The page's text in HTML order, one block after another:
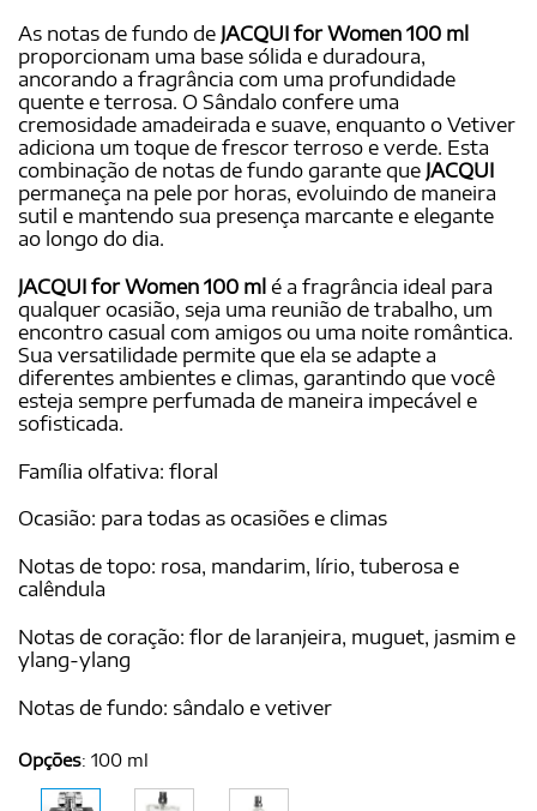
As notas de fundo de JACQUI for Women 100 ml
proporcionam uma base sólida e duradoura,
ancorando a fragrância com uma profundidade
quente e terrosa. O Sândalo confere uma
cremosidade amadeirada e suave, enquanto o Vetiver
adiciona um toque de frescor terroso e verde. Esta
combinação de notas de fundo garante que JACQUI
permaneça na pele por horas, evoluindo de maneira
sutil e mantendo sua presença marcante e elegante
ao longo do dia.
JACQUI for Women 100 ml é a fragrância ideal para
qualquer ocasião, seja uma reunião de trabalho, um
encontro casual com amigos ou uma noite romântica.
Sua versatilidade permite que ela se adapte a
diferentes ambientes e climas, garantindo que você
esteja sempre perfumada de maneira impecável e
sofisticada.
Família olfativa: floral
Ocasião: para todas as ocasiões e climas
Notas de topo: rosa, mandarim, lírio, tuberosa e
calêndula
Notas de coração: flor de laranjeira, muguet, jasmim e
ylang-ylang
Notas de fundo: sândalo e vetiver
Opções: 100 ml